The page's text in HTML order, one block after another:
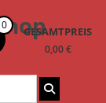
0 GESAMTPREIS
0,00 €